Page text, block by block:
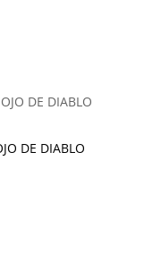
DE DIABLO